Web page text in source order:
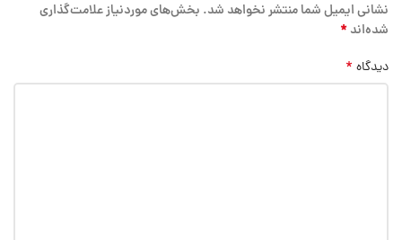
نشانی ایمیل شما منتشر نخواهد شد. بخش‌های موردنیاز علامت‌گذاری
شده‌اند*
دیدگاه *